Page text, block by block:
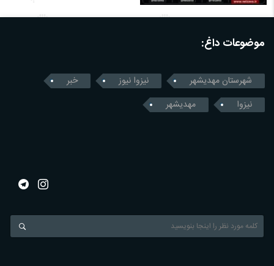
موضوعات داغ:
شهرستان مهدیشهر نیزوا نیوز
خبر
نیزوا
مهدیشهر